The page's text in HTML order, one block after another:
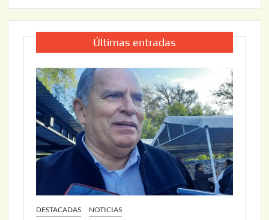
Últimas entradas
DESTACADAS NOTICIAS